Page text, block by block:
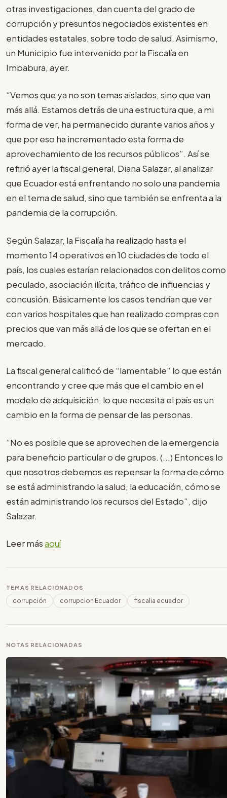
otras investigaciones, dan cuenta del grado de
corrupción y presuntos negociados existentes en
entidades estatales, sobre todo de salud. Asimismo,
un Municipio fue intervenido por la Fiscalía en
Imbabura, ayer.
“Vemos que ya no son temas aislados, sino que van
más allá. Estamos detrás de una estructura que, a mi
forma de ver, ha permanecido durante varios años y
que por eso ha incrementado esta forma de
aprovechamiento de los recursos públicos”. Así se
refirió ayer la fiscal general, Diana Salazar, al analizar
que Ecuador está enfrentando no solo una pandemia
en el tema de salud, sino que también se enfrenta a la
pandemia de la corrupción.
Según Salazar, la Fiscalía ha realizado hasta el
momento 14 operativos en 10 ciudades de todo el
país, los cuales estarían relacionados con delitos como
peculado, asociación ilícita, tráfico de influencias y
concusión. Básicamente los casos tendrían que ver
con varios hospitales que han realizado compras con
precios que van más allá de los que se ofertan en el
mercado.
La fiscal general calificó de “lamentable” lo que están
encontrando y cree que más que el cambio en el
modelo de adquisición, lo que necesita el país es un
cambio en la forma de pensar de las personas.
“No es posible que se aprovechen de la emergencia
para beneficio particular o de grupos. (...) Entonces lo
que nosotros debemos es repensar la forma de cómo
se está administrando la salud, la educación, cómo se
están administrando los recursos del Estado”, dijo
Salazar.
Leer másaquí
TEMAS RELACIONADOS
corrupción corrupcion Ecuador fiscalia ecuador
NOTAS RELACIONADAS